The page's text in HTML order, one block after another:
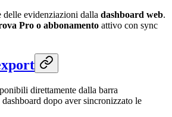
delle evidenziazioni dalla dashboard web.
Pro o abbonamento attivo con sync
direttamente dalla barra
dopo aver sincronizzato le